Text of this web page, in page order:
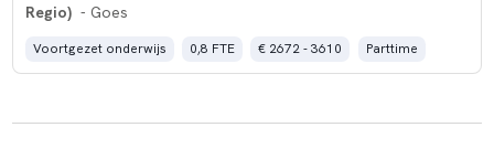
Regio) - Goes
Voortgezet onderwijs 0,8 FTE € 2672 - 3610 Parttime